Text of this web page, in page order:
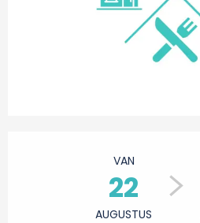
VAN
22
AUGUSTUS